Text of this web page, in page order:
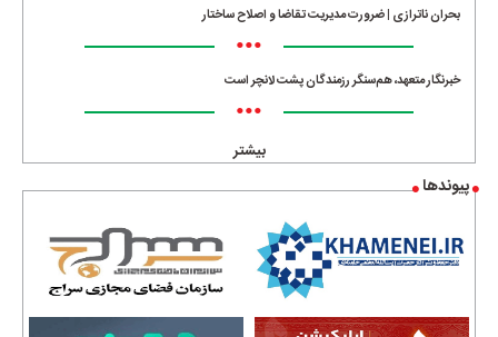
بحران ناترازی | ضرورت مدیریت تقاضا و اصلاح ساختار
•••
خبرنگار متعهد، هم‌سنگر رزمندگان پشت لانچر است
•••
بیشتر
پیوندها